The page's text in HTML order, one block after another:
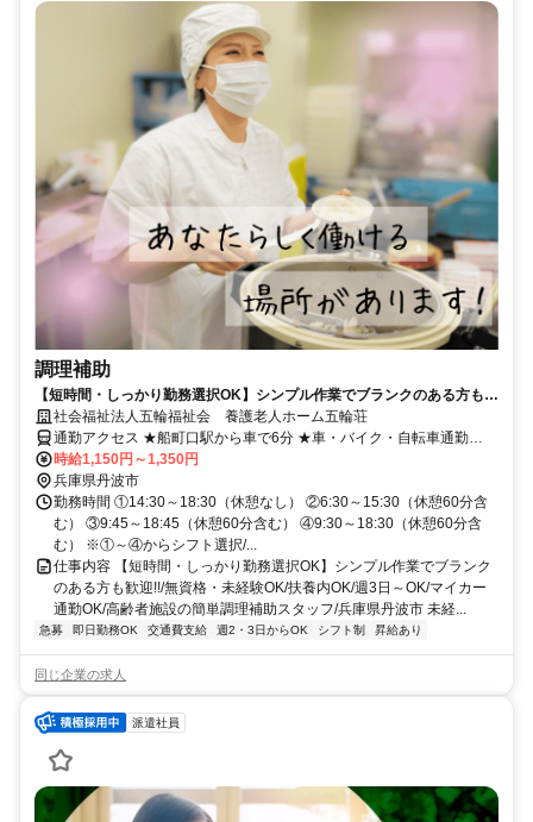
調理補助
【短時間・しっかり勤務選択OK】シンプル作業でブランクのある方も歓
迎!!/無資格・未経験OK/扶養内OK/週3日～OK/マイカー通勤OK/高齢者施
設の簡単調理補助スタッフ/兵庫県丹波市
社会福祉法人五輪福祉会 養護老人ホーム五輪荘
通勤アクセス ★船町口駅から車で6分 ★車・バイク・自転車通勤
OK（無料駐車場あり）
時給1,150円～1,350円
兵庫県丹波市
勤務時間 ①14:30～18:30（休憩なし） ②6:30～15:30（休憩60分含
む） ③9:45～18:45（休憩60分含む） ④9:30～18:30（休憩60分含
む） ※①～④からシフト選択/...
仕事内容 【短時間・しっかり勤務選択OK】シンプル作業でブランク
のある方も歓迎!!/無資格・未経験OK/扶養内OK/週3日～OK/マイカー
通勤OK/高齢者施設の簡単調理補助スタッフ/兵庫県丹波市 未経...
急募 即日勤務OK 交通費支給 週2・3日からOK シフト制 昇給あり
同じ企業の求人
派遣社員